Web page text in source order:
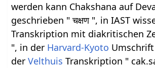
werden kann Chakshana auf
geschrieben " चक्षण ", in IAST
Transkription mit diakritischen
", in der Harvard-Kyoto
derVelthuis Transkription "